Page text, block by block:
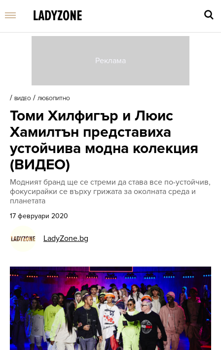
/ ВИДЕО / ЛЮБОПИТНО
Томи Хилфигър и Люис
Хамилтън представиха
устойчива модна колекция
(ВИДЕО)
Модният бранд ще се стреми да става все по-устойчив,
фокусирайки се върху грижата за околната среда и
планетата
17 февруари 2020
LadyZone.bg